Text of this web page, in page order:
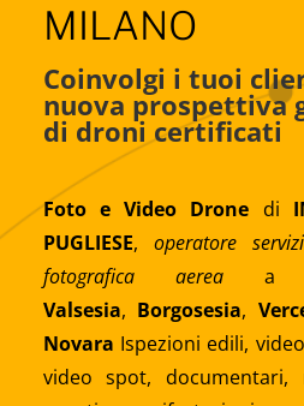
MILANO
Coinvolgi i tuoi
nuova prospettiva
di droni certificati
Foto e Video Drone di
PUGLIESE, operatore
fotografica aerea
Valsesia, Borgosesia,
Novara Ispezioni edili,
video spot, documentari,